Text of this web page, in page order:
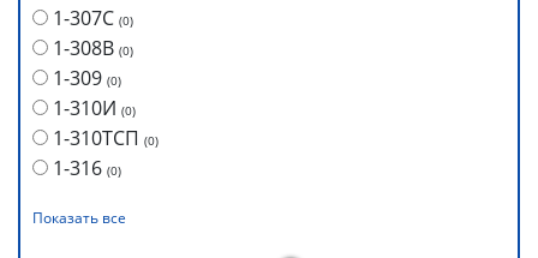
1-307С (0)
1-308В (0)
1-309 (0)
1-310И (0)
1-310ТСП (0)
1-316 (0)
Показать все